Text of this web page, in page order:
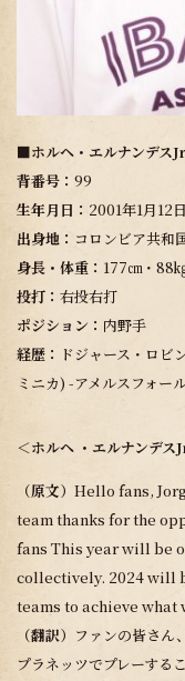
■ホルヘ・エルナンデ
背番号： 99
生年月日： 2001年1月12日
出身地： コロンビア共和
身長・体重： 177㎝・88
投打： 右投右打
ポジション： 内野手
経歴： ドジャース・ロビ
ミニカ) -アメルスフォー
＜ホルヘ ・エルナンデス
（原文） Hello fans,
team thanks for the
fans This year will be
collectively. 2024 will
teams to achieve what
（翻訳） ファンの皆さん
プラネッツでプレーする